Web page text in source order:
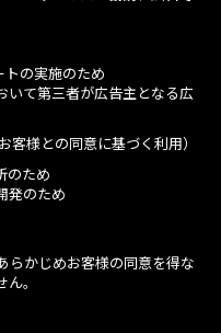
トの実施のため
いて第三者が広告主となる広
客様との同意に基づく利用）
のため
発のため
らかじめお客様の同意を得な
ん。